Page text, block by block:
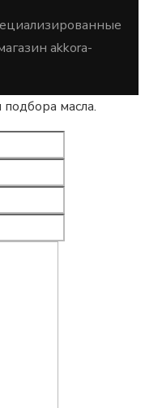
akkora-
масла.